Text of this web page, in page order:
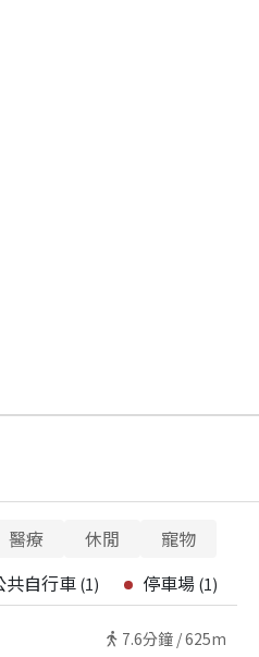
醫療 休閒
寵物
共自行車 (1) 停車場 (1)
7.6分鐘 /625m